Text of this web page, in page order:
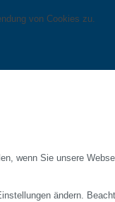
von Cookies zu.
wenn Sie unsere
ändern.